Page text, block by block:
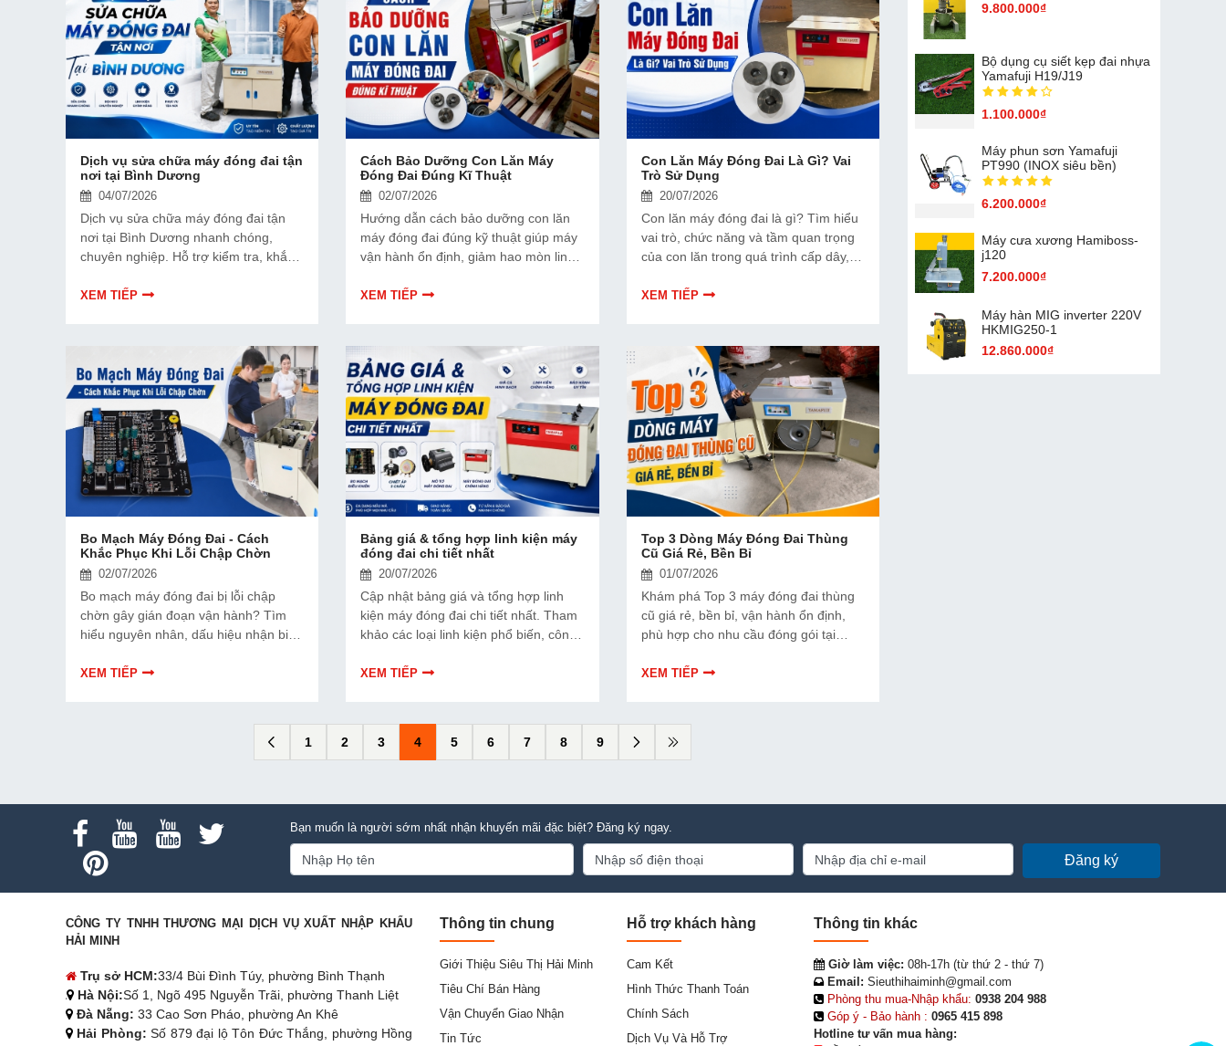
Dịch vụ sửa chữa máy đóng đai tận
nơi tại Bình Dương
04/07/2026
Dịch vụ sửa chữa máy đóng đai tận
nơi tại Bình Dương nhanh chóng,
chuyên nghiệp. Hỗ trợ kiểm tra, khắc
dưỡng máy đóng đai hiệu quả.
XEM TIẾP
Cách Bảo Dưỡng Con Lăn Máy
Đóng Đai Đúng Kĩ Thuật
02/07/2026
Hướng dẫn cách bảo dưỡng con lăn
máy đóng đai đúng kỹ thuật giúp máy
vận hành ổn định, giảm hao mòn linh
thiết bị.
XEM TIẾP
Con Lăn Máy Đóng Đai Là Gì? Vai
Trò Sử Dụng
20/07/2026
Con lăn máy đóng đai là gì? Tìm hiểu
vai trò, chức năng và tầm quan trọng
của con lăn trong quá trình cấp dây,
định, hiệu quả.
XEM TIẾP
Bo Mạch Máy Đóng Đai - Cách
Khắc Phục Khi Lỗi Chập Chờn
02/07/2026
Bo mạch máy đóng đai bị lỗi chập
chờn gây gián đoạn vận hành? Tìm
hiểu nguyên nhân, dấu hiệu nhận biết
đai hiệu quả, an toàn.
XEM TIẾP
Bảng giá & tổng hợp linh kiện máy
đóng đai chi tiết nhất
20/07/2026
Cập nhật bảng giá và tổng hợp linh
kiện máy đóng đai chi tiết nhất. Tham
khảo các loại linh kiện phổ biến, công
lựa chọn phù hợp.
XEM TIẾP
Top 3 Dòng Máy Đóng Đai Thùng
Cũ Giá Rẻ, Bền Bỉ
01/07/2026
Khám phá Top 3 máy đóng đai thùng
cũ giá rẻ, bền bỉ, vận hành ổn định,
phù hợp cho nhu cầu đóng gói tại
nghiệp tiết kiệm chi phí.
XEM TIẾP
1 2 3 4 5 6 7 8 9
9.800.000₫
Bộ dụng cụ siết kẹp đai nhựa
Yamafuji H19/J19
1.100.000₫
Máy phun sơn Yamafuji
PT990 (INOX siêu bền)
6.200.000₫
Máy cưa xương Hamiboss-
j120
7.200.000₫
Máy hàn MIG inverter 220V
HKMIG250-1
12.860.000₫
Bạn muốn là người sớm nhất nhận khuyến mãi đặc biệt? Đăng ký ngay.
Đăng ký
CÔNG TY TNHH THƯƠNG MẠI DỊCH VỤ XUẤT NHẬP KHẨU
HẢI MINH
Trụ sở HCM:33/4 Bùi Đình Túy, phường Bình Thạnh
Hà Nội:Số 1, Ngõ 495 Nguyễn Trãi, phường Thanh Liệt
Đà Nẵng: 33 Cao Sơn Pháo, phường An Khê
Hải Phòng: Số 879 đại lộ Tôn Đức Thắng, phường Hồng
Thông tin chung
Giới Thiệu Siêu Thị Hải Minh
Tiêu Chí Bán Hàng
Vận Chuyển Giao Nhận
Tin Tức
Hỗ trợ khách hàng
Cam Kết
Hình Thức Thanh Toán
Chính Sách
Dịch Vụ Và Hỗ Trợ
Thông tin khác
Giờ làm việc: 08h-17h (từ thứ 2 - thứ 7)
Email: Sieuthihaiminh@gmail.com
Phòng thu mua-Nhập khẩu: 0938 204 988
Góp ý - Bảo hành : 0965 415 898
Hotline tư vấn mua hàng: